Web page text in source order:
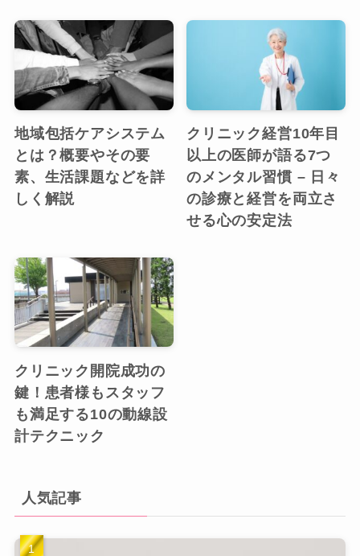
地域包括ケアシステム
とは？概要やその要
素、生活課題などを詳
しく解説
クリニック経営10年目
以上の医師が語る7つ
のメンタル習慣 – 日々
の診療と経営を両立さ
せる心の安定法
クリニック開院成功の
鍵！患者様もスタッフ
も満足する10の動線設
計テクニック
人気記事